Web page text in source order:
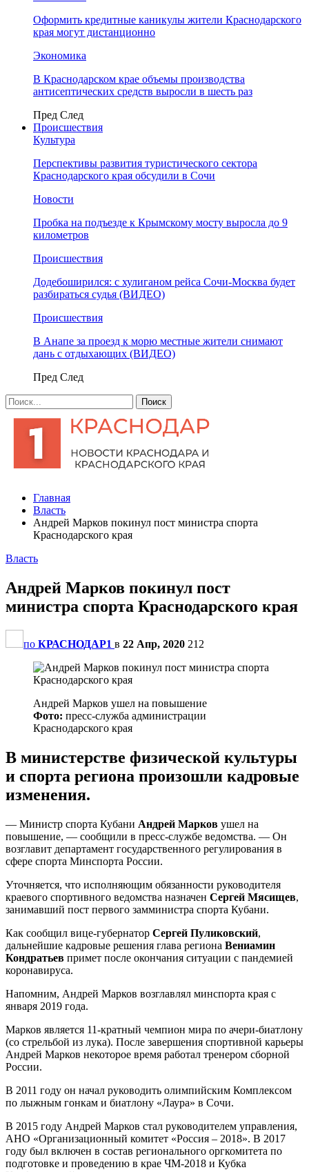
Оформить кредитные каникулы жители Краснодарского
края могут дистанционно
Экономика
В Краснодарском крае объемы производства
антисептических средств выросли в шесть раз
Пред След
Происшествия
Культура
Перспективы развития туристического сектора
Краснодарского края обсудили в Сочи
Новости
Пробка на подъезде к Крымскому мосту выросла до 9
километров
Происшествия
Додебоширился: с хулиганом рейса Сочи-Москва будет
разбираться судья (ВИДЕО)
Происшествия
В Анапе за проезд к морю местные жители снимают
дань с отдыхающих (ВИДЕО)
Пред След
Главная
Власть
Андрей Марков покинул пост министра спорта
Краснодарского края
Власть
Андрей Марков покинул пост
министра спорта Краснодарского края
по КРАСНОДАР1 в 22 Апр, 2020 212
Андрей Марков ушел на повышение
Фото: пресс-служба администрации
Краснодарского края
В министерстве физической культуры
и спорта региона произошли кадровые
изменения.
— Министр спорта Кубани Андрей Марков ушел на
повышение, — сообщили в пресс-службе ведомства. — Он
возглавит департамент государственного регулирования в
сфере спорта Минспорта России.
Уточняется, что исполняющим обязанности руководителя
краевого спортивного ведомства назначен Сергей Мясищев,
занимавший пост первого замминистра спорта Кубани.
Как сообщил вице-губернатор Сергей Пуликовский,
дальнейшие кадровые решения глава региона Вениамин
Кондратьев примет после окончания ситуации с пандемией
коронавируса.
Напомним, Андрей Марков возглавлял минспорта края с
января 2019 года.
Марков является 11-кратный чемпион мира по ачери-биатлону
(со стрельбой из лука). После завершения спортивной карьеры
Андрей Марков некоторое время работал тренером сборной
России.
В 2011 году он начал руководить олимпийским Комплексом
по лыжным гонкам и биатлону «Лаура» в Сочи.
В 2015 году Андрей Марков стал руководителем управления,
АНО «Организационный комитет «Россия – 2018». В 2017
году был включен в состав регионального оргкомитета по
подготовке и проведению в крае ЧМ-2018 и Кубка